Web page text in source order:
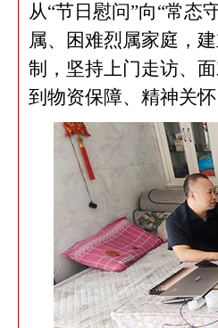
从“节日慰问”向“常态
属、困难烈属家庭，
制，坚持上门走访、
到物资保障、精神关